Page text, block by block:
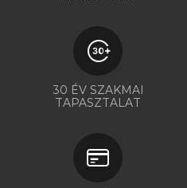
30 ÉV SZAKMAI
TAPASZTALAT